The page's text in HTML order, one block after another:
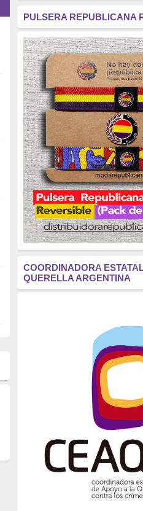
fascismo
(2677)
tardofranquismo
Actualidad
(2319)
monarquía
(2253)
borbones
(2176)
Cultura
(2163)
Guerra
(1674)
genocidio
(1234)
mujer
(1070)
Eventos
(914)
Crímenes del
(699)
(607)
neofranquismo
(567)
Justicia Universal
Derechos Humanos
Nacionalcatolicismo
PULSERA REPUBLICANA
COORDINADORA
QUERELLA ARGENTINA